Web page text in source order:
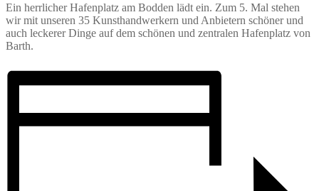
Ein herrlicher Hafenplatz am Bodden lädt ein. Zum 5. Mal stehen
wir mit unseren 35 Kunsthandwerkern und Anbietern schöner und
auch leckerer Dinge auf dem schönen und zentralen Hafenplatz von
Barth.